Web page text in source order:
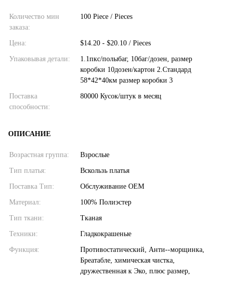
Количество мин
заказа:
100 Piece / Pieces
Цена: $14.20 - $20.10 / Pieces
Упаковывая детали:
1.1пкс/полыбаг, 10баг/дозен, размер
коробки 10дозен/картон 2.Стандард
58*42*40км размер коробки 3
Поставка
способности:
80000 Кусок/штук в месяц
ОПИСАНИЕ
Возрастная группа: Взрослые
Тип платья: Вскользь платья
Поставка Тип: Обслуживание OEM
Материал: 100% Полиэстер
Тип ткани: Тканая
Техники: Гладкокрашеные
Функция:
Противостатический, Анти--морщинка,
Бреатабле, химическая чистка,
дружественная к Эко, плюс размер,